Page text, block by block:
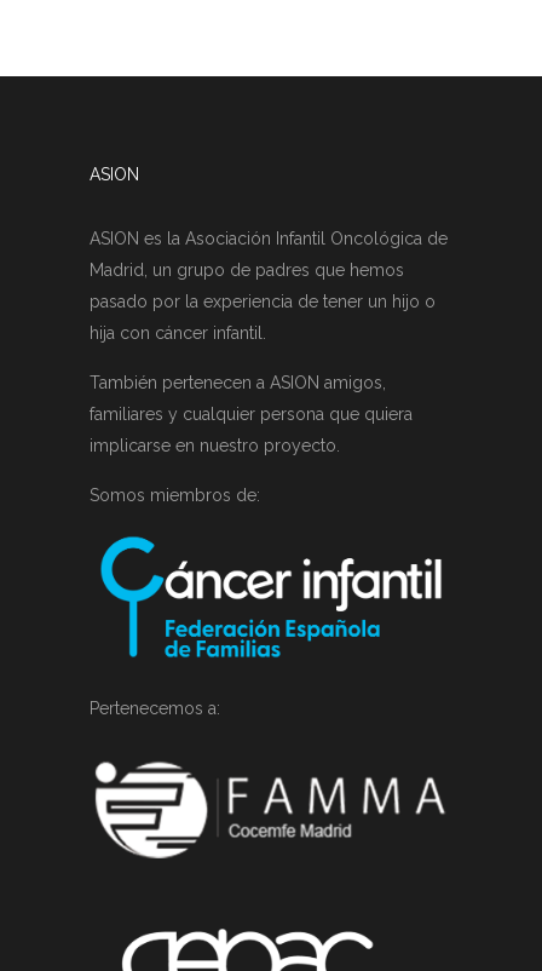
ASION
ASION es la Asociación Infantil Oncológica de
Madrid, un grupo de padres que hemos
pasado por la experiencia de tener un hijo o
hija con cáncer infantil.
También pertenecen a ASION amigos,
familiares y cualquier persona que quiera
implicarse en nuestro proyecto.
Somos miembros de:
Pertenecemos a: